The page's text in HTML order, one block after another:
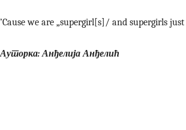
’Cause we are „supergirl[s]/ and supergirls
Ауторка: Анђелија Анђелић